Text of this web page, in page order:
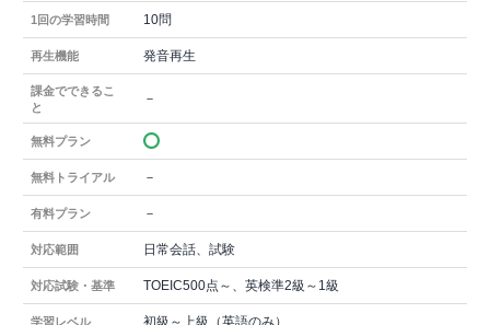
1回の学習時間 10問
再生機能 発音再生
課金でできるこ
と
－
無料プラン
無料トライアル －
有料プラン －
対応範囲 日常会話、試験
対応試験・基準 TOEIC500点～、英検準2級～1級
学習レベル 初級～上級（英語のみ）